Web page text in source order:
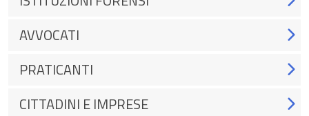
AVVOCATI
PRATICANTI
CITTADINI E IMPRESE